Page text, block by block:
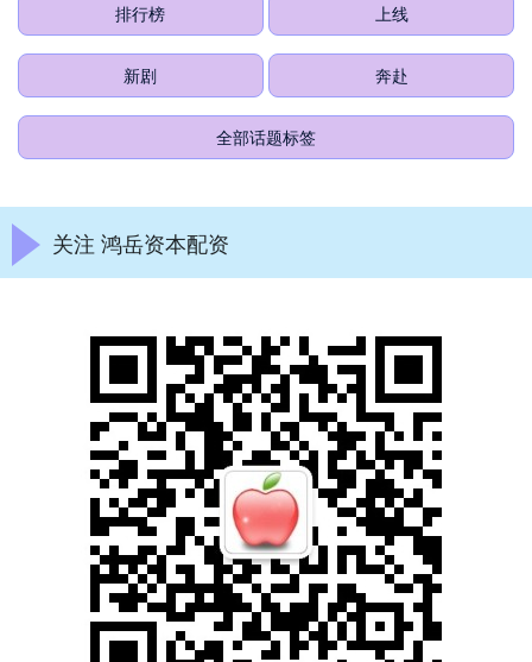
排行榜 上线
新剧 奔赴
全部话题标签
关注 鸿岳资本配资